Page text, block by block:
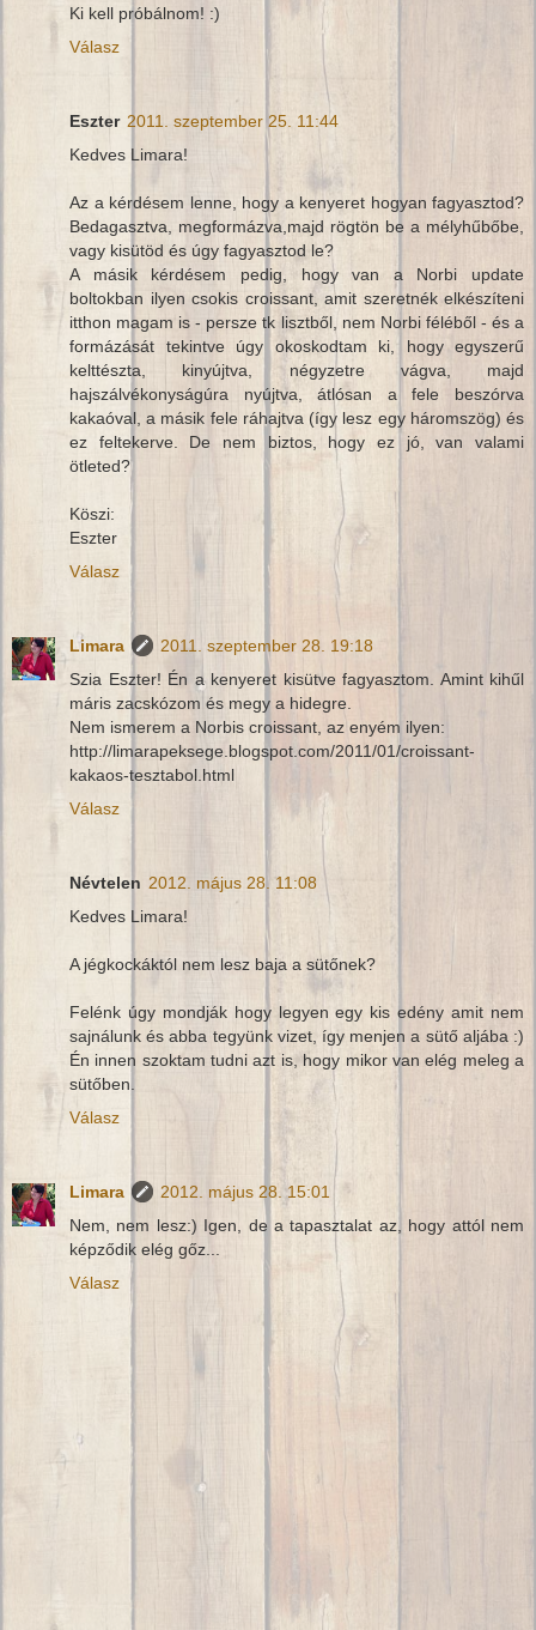
Ki kell próbálnom! :)
Válasz
Eszter 2011. szeptember 25. 11:44
Kedves Limara!
Az a kérdésem lenne, hogy a kenyeret hogyan fagyasztod?
Bedagasztva, megformázva,majd rögtön be a mélyhűbőbe,
vagy kisütöd és úgy fagyasztod le?
A másik kérdésem pedig, hogy van a Norbi update
boltokban ilyen csokis croissant, amit szeretnék elkészíteni
itthon magam is - persze tk lisztből, nem Norbi féléből - és a
formázását tekintve úgy okoskodtam ki, hogy egyszerű
kelttészta, kinyújtva, négyzetre vágva, majd
hajszálvékonyságúra nyújtva, átlósan a fele beszórva
kakaóval, a másik fele ráhajtva (így lesz egy háromszög) és
ez feltekerve. De nem biztos, hogy ez jó, van valami
ötleted?
Köszi:
Eszter
Válasz
Limara
2011. szeptember 28. 19:18
Szia Eszter! Én a kenyeret kisütve fagyasztom. Amint kihűl
máris zacskózom és megy a hidegre.
Nem ismerem a Norbis croissant, az enyém ilyen:
http://limarapeksege.blogspot.com/2011/01/croissant-
kakaos-tesztabol.html
Válasz
Névtelen 2012. május 28. 11:08
Kedves Limara!
A jégkockáktól nem lesz baja a sütőnek?
Felénk úgy mondják hogy legyen egy kis edény amit nem
sajnálunk és abba tegyünk vizet, így menjen a sütő aljába :)
Én innen szoktam tudni azt is, hogy mikor van elég meleg a
sütőben.
Válasz
Limara
2012. május 28. 15:01
Nem, nem lesz:) Igen, de a tapasztalat az, hogy attól nem
képződik elég gőz...
Válasz